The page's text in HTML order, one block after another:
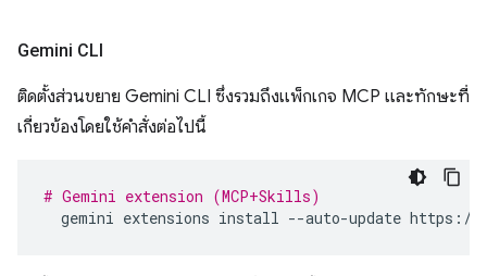
Gemini CLI
ติดตั้งส่วนขยาย Gemini CLI ซึ่งรวมถึงแพ็กเกจ MCP และทักษะที่
เกี่ยวข้องโดยใช้คำสั่งต่อไปนี้
# Gemini extension (MCP+Skills)
gemini extensions install --auto-update